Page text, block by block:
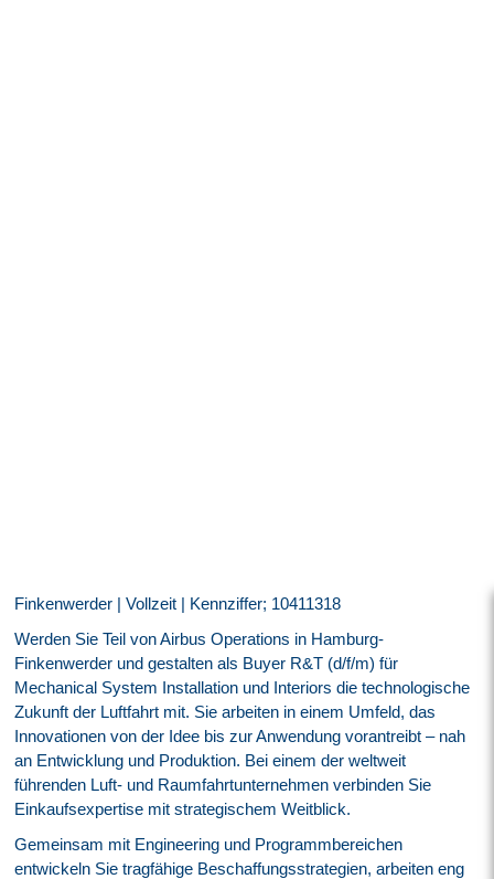
Finkenwerder | Vollzeit | Kennziffer; 10411318
Werden Sie Teil von Airbus Operations in Hamburg-
Finkenwerder und gestalten als Buyer R&T (d/f/m) für
Mechanical System Installation und Interiors die technologische
Zukunft der Luftfahrt mit. Sie arbeiten in einem Umfeld, das
Innovationen von der Idee bis zur Anwendung vorantreibt – nah
an Entwicklung und Produktion. Bei einem der weltweit
führenden Luft- und Raumfahrtunternehmen verbinden Sie
Einkaufsexpertise mit strategischem Weitblick.
Gemeinsam mit Engineering und Programmbereichen
entwickeln Sie tragfähige Beschaffungsstrategien, arbeiten eng